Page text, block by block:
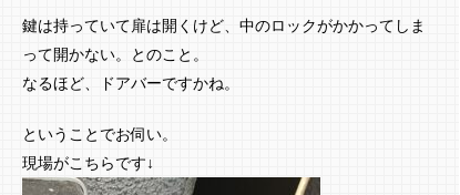
鍵は持っていて扉は開くけど、中のロックがかかってしま
って開かない。とのこと。
なるほど、ドアバーですかね。
ということでお伺い。
現場がこちらです↓